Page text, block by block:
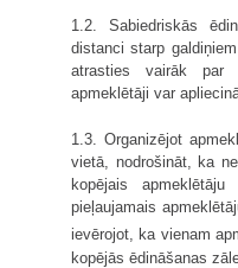
1.2. Sabiedriskās
distanci starp
atrasties vairāk par
apmeklētāji var
1.3. Organizējot
vietā, nodrošināt, ka
kopējais
pieļaujamais
ievērojot, ka vienam
kopējās ēdināšanas